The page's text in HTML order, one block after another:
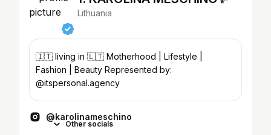
Lithuania
🇮🇹 living in 🇱🇹 Motherhood | Lifestyle |
Fashion | Beauty Represented by:
@itspersonal.agency
@karolinameschino
Other socials